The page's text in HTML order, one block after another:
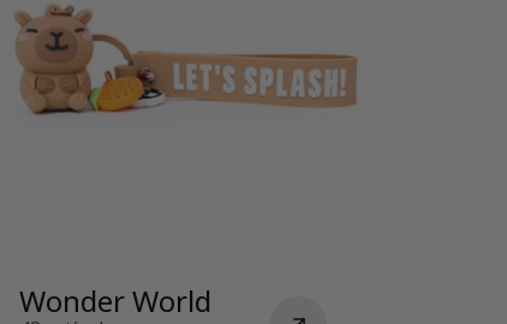
Wonder World